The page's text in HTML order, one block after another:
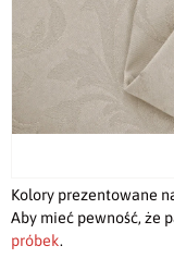
Kolory prezentowane
Aby mieć pewność, że
próbek.